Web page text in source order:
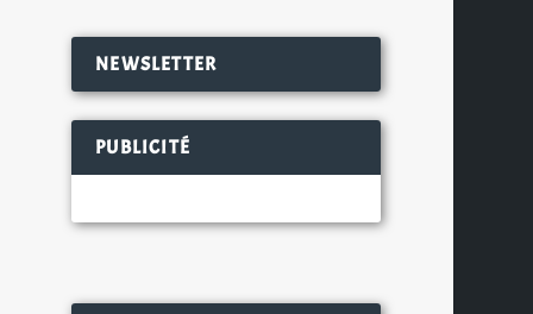
NEWSLETTER
PUBLICITÉ